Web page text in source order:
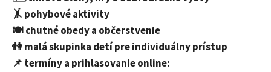
🤸 pohybové aktivity
🍽️ chutné obedy a občerstvenie
👫 malá skupinka detí pre individuálny prístup
📌 termíny a prihlasovanie online: